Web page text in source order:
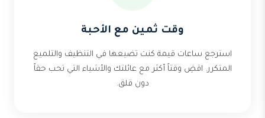
وقت ثمين مع الأحبة
استرجع ساعات قيمة كنت تضيعها في التنظيف والتلميع
المتكرر. اقضِ وقتاً أكثر مع عائلتك والأشياء التي تحب حقاً
دون قلق.